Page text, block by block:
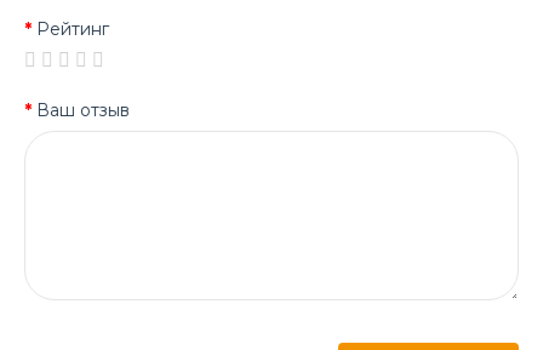
Рейтинг
Ваш отзыв